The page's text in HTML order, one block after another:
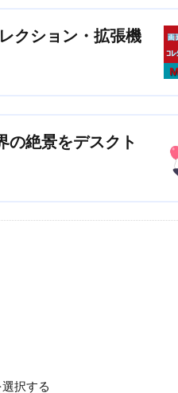
クション・拡張機
の絶景をデスクト
択する